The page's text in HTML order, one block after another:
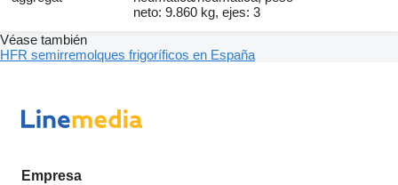
neto: 9.860 kg, ejes: 3
Véase también
HFR semirremolques frigoríficos en España
Empresa